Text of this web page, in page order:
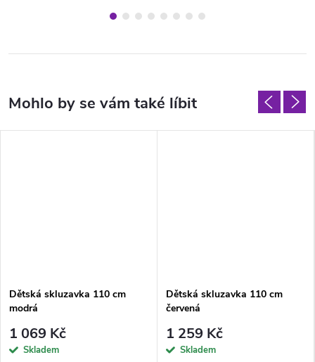
Dětská skluzavka 110 cm
modrá
1 069 Kč
Skladem
Dětská skluzavka 110 cm
červená
1 259 Kč
Skladem